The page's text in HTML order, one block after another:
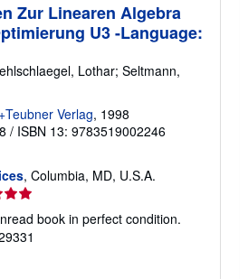
Zur Linearen Algebra
U3 -Language:
Lothar; Seltmann,
Verlag, 1998
/ ISBN 13: 9783519002246
, Columbia, MD, U.S.A.
book in perfect condition.